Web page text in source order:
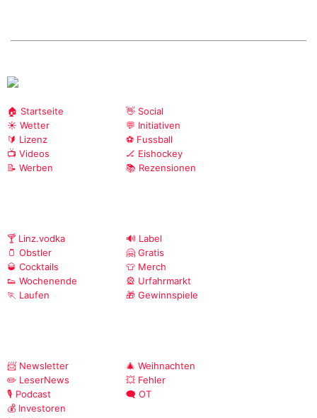
🏠 Startseite
☀️ Wetter
🔰 Lizenz
📺 Videos
📝 Werben
👋 Social
💬 Initiativen
⚽ Fussball
🏒 Eishockey
📚 Rezensionen
🍸 Linz.vodka
🫙 Obstler
🥃 Cocktails
👟 Wochenende
🏃 Laufen
🔊 Label
🤗 Gratis
👕 Merch
🎡 Urfahrmarkt
🎁 Gewinnspiele
📨 Newsletter
✏️ LeserNews
🎙️ Podcast
💰 Investoren
🎄 Weihnachten
💥 Fehler
🗨️ OT